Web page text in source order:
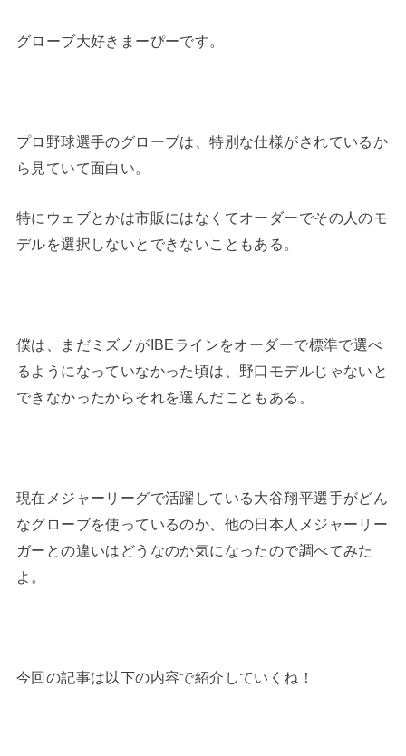
グローブ大好きまーぴーです。
プロ野球選手のグローブは、特別な仕様がされているか
ら見ていて面白い。
特にウェブとかは市販にはなくてオーダーでその人のモ
デルを選択しないとできないこともある。
僕は、まだミズノがIBEラインをオーダーで標準で選べ
るようになっていなかった頃は、野口モデルじゃないと
できなかったからそれを選んだこともある。
現在メジャーリーグで活躍している大谷翔平選手がどん
なグローブを使っているのか、他の日本人メジャーリー
ガーとの違いはどうなのか気になったので調べてみた
よ。
今回の記事は以下の内容で紹介していくね！